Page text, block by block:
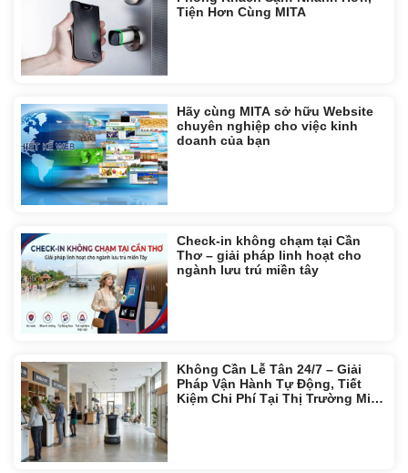
Tiện Hơn Cùng MITA
Hãy cùng MITA sở hữu Website
chuyên nghiệp cho việc kinh
doanh của bạn
Check-in không chạm tại Cần
Thơ – giải pháp linh hoạt cho
ngành lưu trú miền tây
Không Cần Lễ Tân 24/7 – Giải
Pháp Vận Hành Tự Động, Tiết
Kiệm Chi Phí Tại Thị Trường Miền